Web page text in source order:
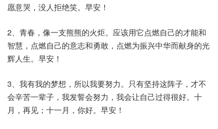
愿意哭，没人拒绝笑。早安！
2、青春，像一支熊熊的火炬。应该用它点燃自己的才能和
智慧，点燃自己的意志和勇敢，点燃为振兴中华而献身的光
辉人生。早安！
3、我有我的梦想，所以我要努力。只有坚持这阵子，才不
会辛苦一辈子，我发誓会努力，我会让自己过得很好。十
月，再见；十一月，你好。早安！